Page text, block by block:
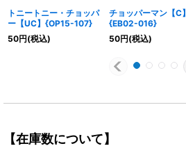
トニートニー・チョッパ
ー【UC】{OP15-107}
50円(税込)
チョッパーマン【C】
{EB02-016}
50円(税込)
【在庫数について】